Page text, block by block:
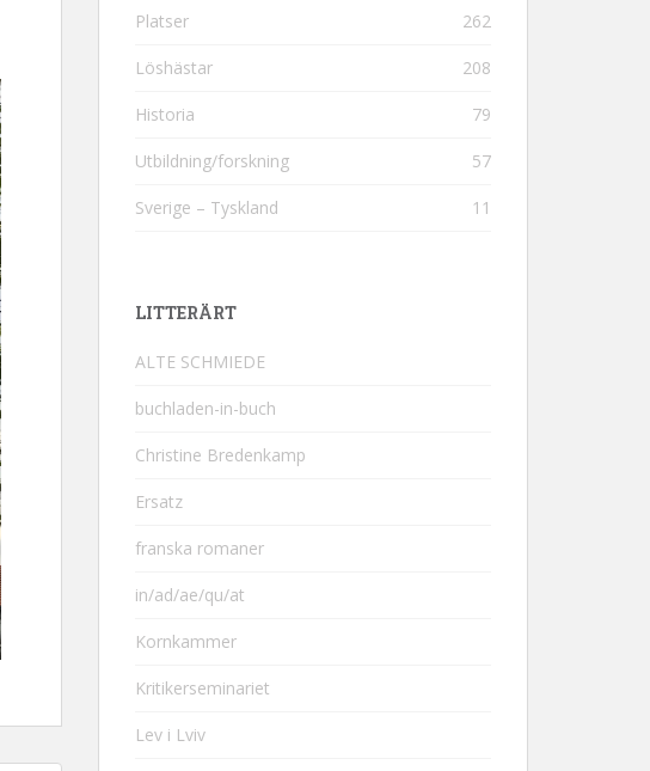
Platser 262
Löshästar 208
Historia 79
Utbildning/forskning 57
Sverige – Tyskland 11
LITTERÄRT
ALTE SCHMIEDE
buchladen-in-buch
Christine Bredenkamp
Ersatz
franska romaner
in/ad/ae/qu/at
Kornkammer
Kritikerseminariet
Lev i Lviv